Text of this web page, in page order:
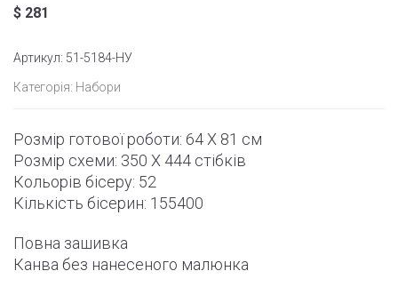
$ 281
Артикул: 51-5184-НУ
Категорія: Набори
Розмір готової роботи: 64 X 81 см
Розмір схеми: 350 X 444 стібків
Кольорів бісеру: 52
Кількість бісерин: 155400
Повна зашивка
Канва без нанесеного малюнка